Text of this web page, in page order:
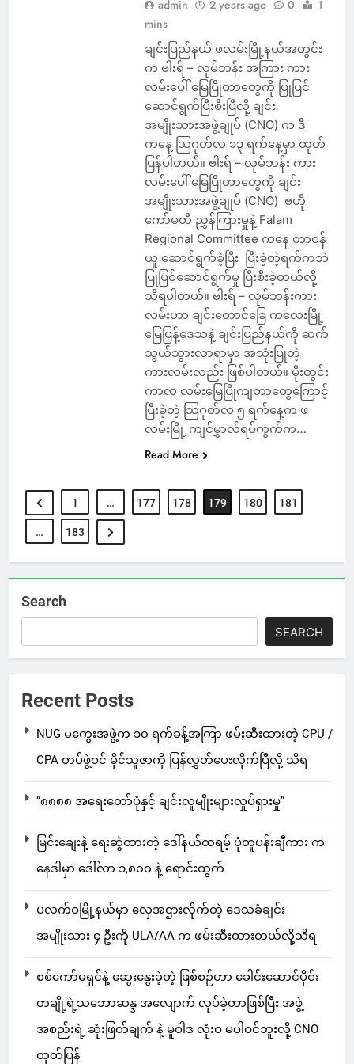
admin 2 years ago 0
1
mins
ချင်းပြည်နယ် ဖလမ်းမြို့နယ်အတွင်း
က ဗါးရ် – လုမ်ဘန်း အကြား ကား
လမ်းပေါ် မြေပြိုတာတွေကို ပြုပြင်
ဆောင်ရွက်ပြီးစီးပြီလို့ ချင်း
အမျိုးသားအဖွဲ့ချုပ် (CNO) က ဒီ
ကနေ့ သြဂုတ်လ ၁၃ ရက်နေ့မှာ ထုတ်
ပြန်ပါတယ်။ ဗါးရ် – လုမ်ဘန်း ကား
လမ်းပေါ် မြေပြိုတာတွေကို ချင်း
အမျိုးသားအဖွဲ့ချုပ် (CNO) ဗဟို
ကော်မတီ ညွှန်ကြားမှုနဲ့ Falam
Regional Committee ကနေ တာဝန်
ယူ ဆောင်ရွက်ခဲ့ပြီး ပြီးခဲ့တဲ့ရက်ကဘဲ
ပြုပြင်ဆောင်ရွက်မှု ပြီးစီးခဲ့တယ်လို့
သိရပါတယ်။ ဗါးရ် – လုမ်ဘန်းကား
လမ်းဟာ ချင်းတောင်ခြေ ကလေးမြို့
မြေပြန့်ဒေသနဲ့ ချင်းပြည်နယ်ကို ဆက်
သွယ်သွားလာရာမှာ အသုံးပြုတဲ့
ကားလမ်းလည်း ဖြစ်ပါတယ်။ မိုးတွင်း
ကာလ လမ်းမြေပြိုကျတာတွေကြောင့်
ပြီးခဲ့တဲ့ သြဂုတ်လ ၅ ရက်နေ့က ဖ
လမ်းမြို့ ကျင်မွှာလ်ရပ်ကွက်က…
Read More
1 … 177 178 179 180 181
… 183
Search
SEARCH
Recent Posts
NUG မကွေးအဖွဲ့က ၁၀ ရက်ခန့်အကြာ ဖမ်းဆီးထားတဲ့ CPU /
CPA တပ်ဖွဲ့ဝင် မိုင်သူဇာကို ပြန်လွှတ်ပေးလိုက်ပြီလို့ သိရ
“၈၈၈၈ အရေးတော်ပုံနှင့် ချင်းလူမျိုးများလှုပ်ရှားမှု”
မြင်းချေးနဲ့ ရေးဆွဲထားတဲ့ ဒေါ်နယ်ထရမ့် ပုံတူပန်းချီကား က
နေဒါမှာ ဒေါ်လာ ၁,၈၀၀ နဲ့ ရောင်းထွက်
ပလက်ဝမြို့နယ်မှာ လှေအဌားလိုက်တဲ့ ဒေသခံချင်း
အမျိုးသား ၄ ဦးကို ULA/AA က ဖမ်းဆီးထားတယ်လို့သိရ
စစ်ကော်မရှင်နဲ့ ဆွေးနွေးခဲ့တဲ့ ဖြစ်စဉ်ဟာ ခေါင်းဆောင်ပိုင်း
တချို့ရဲ့သဘောဆန္ဒ အလျောက် လုပ်ခဲ့တာဖြစ်ပြီး အဖွဲ့
အစည်းရဲ့ ဆုံးဖြတ်ချက် နဲ့ မူဝါဒ လုံးဝ မပါဝင်ဘူးလို့ CNO
ထုတ်ပြန်